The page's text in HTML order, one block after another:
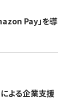
Pay」を導
よる企業支援